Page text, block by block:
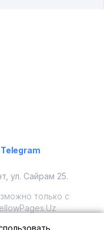
Telegram
ул. Сайрам 25.
только с